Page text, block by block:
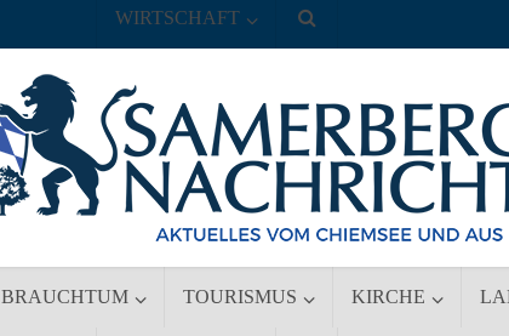
BRAUCHTUM TOURISMUS KIRCHE
WIRTSCHAFT